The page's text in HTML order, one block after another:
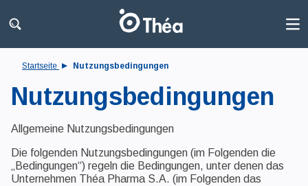
Startseite Nutzungsbedingungen
Nutzungsbedingungen
Allgemeine Nutzungsbedingungen
Die folgenden Nutzungsbedingungen (im Folgenden die
„Bedingungen“) regeln die Bedingungen, unter denen das
Unternehmen Théa Pharma S.A. (im Folgenden das